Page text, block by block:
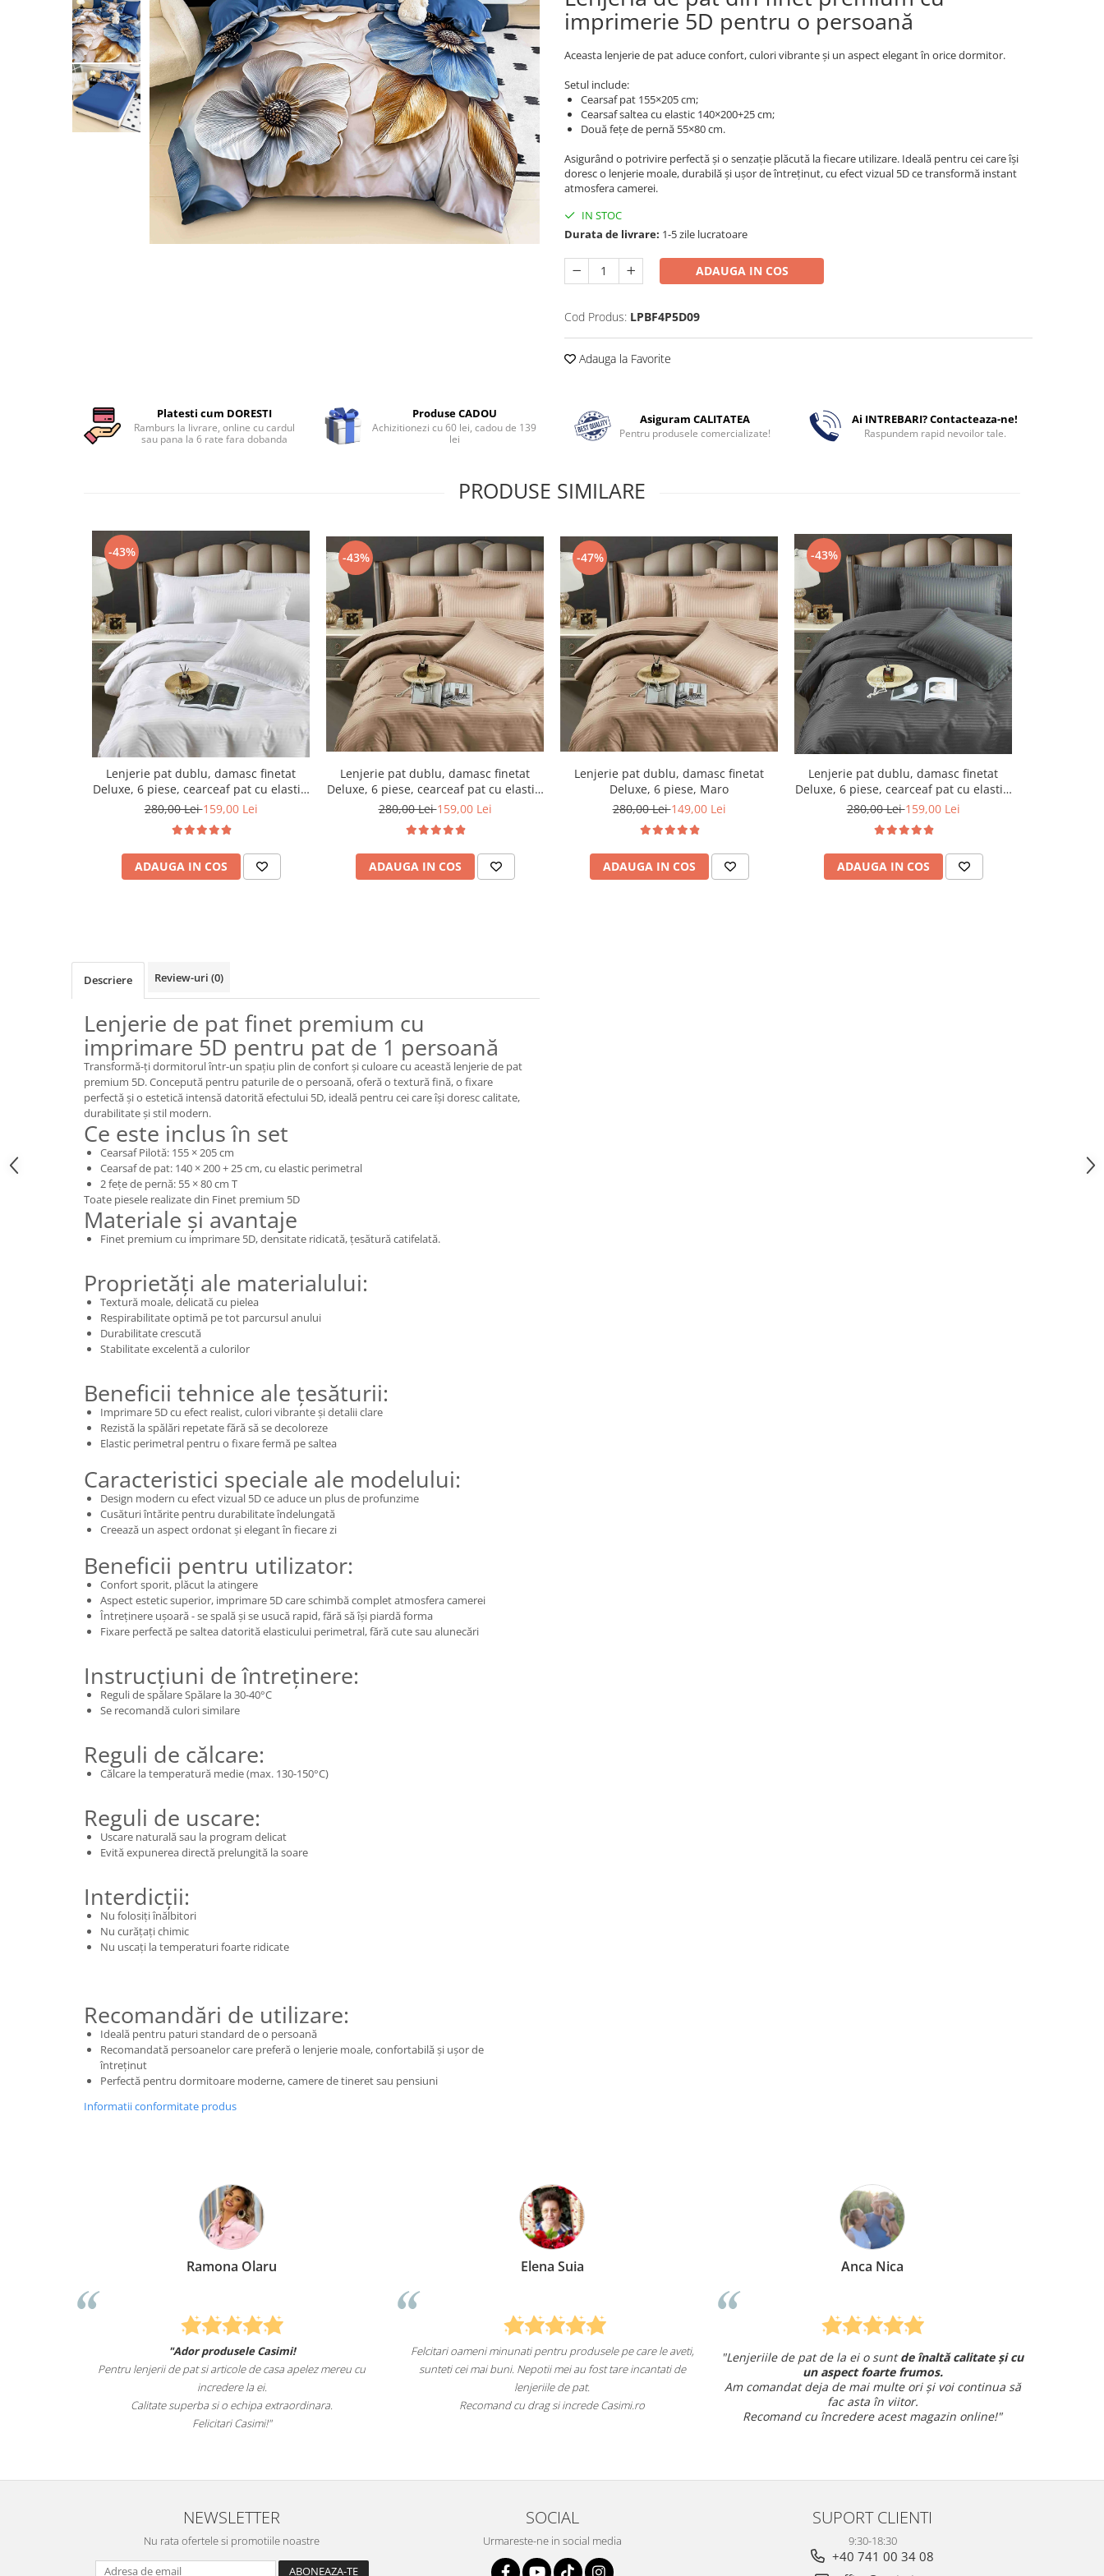
Cearceaf cu elastic
Cearceaf normal
Lenjerii De Pat Creponate
Lenjerii De Pat Bumbac Poplin 2
Lenjerii De Pat Bumbac Poplin,
Matlasate, 2 Persoane
Lenjerii De Pat Bumbac Satinat 2
Lenjerii De Pat, Finet Premium 3D,
Piese, Cu Pilota Inclusa
Lenjerii De Pat Premium Collection
Lenjerii Damasc Egiptean King Size
Lenjerii De Pat, Finet Premium, 1
Lenjerii De Pat Damasc 1 Persoana
Lenjerii De Pat, Imprimeu 3D, 1
imprimerie 5D pentru o persoană
Aceasta lenjerie de pat aduce confort, culori vibrante și un aspect elegant în orice dormitor.
Setul include:
Cearsaf pat 155×205 cm;
Cearsaf saltea cu elastic 140×200+25 cm;
Două fețe de pernă 55×80 cm.
Asigurând o potrivire perfectă și o senzație plăcută la fiecare utilizare. Ideală pentru cei care își
doresc o lenjerie moale, durabilă și ușor de întreținut, cu efect vizual 5D ce transformă instant
atmosfera camerei.
IN STOC
Durata de livrare: 1-5 zile lucratoare
ADAUGA IN COS
Cod Produs: LPBF4P5D09
Adauga la Favorite
Platesti cum DORESTI
Ramburs la livrare, online cu cardul
sau pana la 6 rate fara dobanda
Produse CADOU
Achizitionezi cu 60 lei, cadou de 139
lei
Asiguram CALITATEA
Pentru produsele comercializate!
Ai INTREBARI? Contacteaza-ne!
Raspundem rapid nevoilor tale.
PRODUSE SIMILARE
-43%
Lenjerie pat dublu, damasc finetat
Deluxe, 6 piese, cearceaf pat cu elastic,
Alb
280,00 Lei159,00 Lei
ADAUGA IN COS
-43%
Lenjerie pat dublu, damasc finetat
Deluxe, 6 piese, cearceaf pat cu elastic,
Maro
280,00 Lei159,00 Lei
ADAUGA IN COS
-47%
Lenjerie pat dublu, damasc finetat
Deluxe, 6 piese, Maro
280,00 Lei149,00 Lei
ADAUGA IN COS
-43%
Lenjerie pat dublu, damasc finetat
Deluxe, 6 piese, cearceaf pat cu elastic,
Gri Inchis
280,00 Lei159,00 Lei
ADAUGA IN COS
Descriere Review-uri (0)
Lenjerie de pat finet premium cu
imprimare 5D pentru pat de 1 persoană
Transformă-ți dormitorul într-un spațiu plin de confort și culoare cu această lenjerie de pat
premium 5D. Concepută pentru paturile de o persoană, oferă o textură fină, o fixare
perfectă și o estetică intensă datorită efectului 5D, ideală pentru cei care își doresc calitate,
durabilitate și stil modern.
Ce este inclus în set
Cearsaf Pilotă: 155 × 205 cm
Cearsaf de pat: 140 × 200 + 25 cm, cu elastic perimetral
2 fețe de pernă: 55 × 80 cm T
Toate piesele realizate din Finet premium 5D
Materiale și avantaje
Finet premium cu imprimare 5D, densitate ridicată, țesătură catifelată.
Proprietăți ale materialului:
Textură moale, delicată cu pielea
Respirabilitate optimă pe tot parcursul anului
Durabilitate crescută
Stabilitate excelentă a culorilor
Beneficii tehnice ale țesăturii:
Imprimare 5D cu efect realist, culori vibrante și detalii clare
Rezistă la spălări repetate fără să se decoloreze
Elastic perimetral pentru o fixare fermă pe saltea
Caracteristici speciale ale modelului:
Design modern cu efect vizual 5D ce aduce un plus de profunzime
Cusături întărite pentru durabilitate îndelungată
Creează un aspect ordonat și elegant în fiecare zi
Beneficii pentru utilizator:
Confort sporit, plăcut la atingere
Aspect estetic superior, imprimare 5D care schimbă complet atmosfera camerei
Întreținere ușoară - se spală și se usucă rapid, fără să își piardă forma
Fixare perfectă pe saltea datorită elasticului perimetral, fără cute sau alunecări
Instrucțiuni de întreținere:
Reguli de spălare Spălare la 30-40°C
Se recomandă culori similare
Reguli de călcare:
Călcare la temperatură medie (max. 130-150°C)
Reguli de uscare:
Uscare naturală sau la program delicat
Evită expunerea directă prelungită la soare
Interdicții:
Nu folosiți înălbitori
Nu curățați chimic
Nu uscați la temperaturi foarte ridicate
Recomandări de utilizare:
Ideală pentru paturi standard de o persoană
Recomandată persoanelor care preferă o lenjerie moale, confortabilă și ușor de
întreținut
Perfectă pentru dormitoare moderne, camere de tineret sau pensiuni
Informatii conformitate produs
de casa apelez mereu cu
Felcitari oameni minunati pentru produsele pe care le aveti,
sunteti cei mai buni. Nepotii mei au fost tare incantati de
Recomand cu drag si increde Casimi.ro
"Lenjeriile de pat de la ei o suntde înaltă calitate și cu
un aspect foarte frumos.
Am comandat deja de mai multe ori și voi continua să
fac asta în viitor.
Recomand cu încredere acest magazin online!"
Am comandat o lenjerie de pat pentru cadou
și am avut o întrebare și
amabil.
Sunt foarte mulțumită!
NEWSLETTER
Nu rata ofertele si promotiile noastre
SOCIAL
Urmareste-ne in social media
SUPORT CLIENTI
9:30-18:30
+40 741 00 34 08